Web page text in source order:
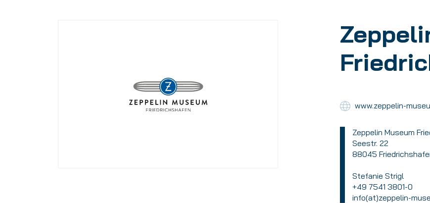
www.zeppelin-
Zeppelin Museum
Seestr. 22
88045
Stefanie Strigl
+49 7541 3801-0
info(at)zeppelin-